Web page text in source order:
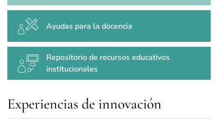
Ayudas para la docencia
Repositorio de recursos educativos
institucionales
Experiencias de innovación